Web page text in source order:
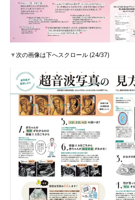
▼次の画像は下へスクロール (24/37)